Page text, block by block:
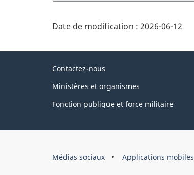
Date de modification : 2026-06-12
About
this
site
Contactez-nous
Ministères et organismes
Fonction publique et force militaire
Organisation
Médias sociaux Applications mobiles